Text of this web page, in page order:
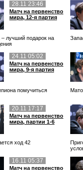
28.11 23:46
Матч на первенство
мира, 12-я партия
– лучший подарок на
24.11 05:02
Матч на первенство
мира, 9-я партия
помучиться
20.11 17:17
Матч на первенство
мира, партии 1-6
ход 42
16.11 05:37
Матч на первенство